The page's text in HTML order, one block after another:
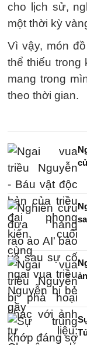
cho lịch sử,
một thời kỳ
Vì vậy, món
thể thiếu trong
mang trong
theo thời gian.